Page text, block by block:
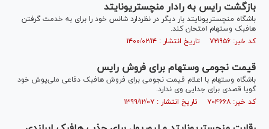
بازگشت رایس به رادار منچستریونایتد
باشگاه منچستریونایتد بار دیگر در نظردارد شانس خود را برای به خدمت گرفتن
هافبک وستهام امتحان کند.
کد خبر: ۷۲۱۹۵۶ تاریخ انتشار : ۱۴۰۰/۰۲/۱۴
قیمت‌ نجومی وستهام برای فروش رایس
باشگاه وستهام با اعلام قیمت نجومی برای فروش هافبک دفاعی ملی‌پوش خود
گویا قصدی برای جدایی وی ندارد.
کد خبر: ۷۰۴۶۶۸ تاریخ انتشار : ۱۳۹۹/۱۲/۰۷